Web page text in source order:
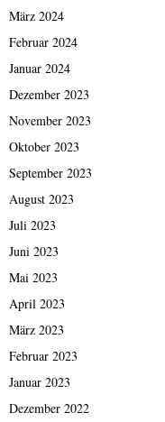
März 2024
Februar 2024
Januar 2024
Dezember 2023
November 2023
Oktober 2023
September 2023
August 2023
Juli 2023
Juni 2023
Mai 2023
April 2023
März 2023
Februar 2023
Januar 2023
Dezember 2022